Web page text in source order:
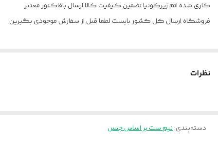
کاری شده اتم زیرکونیا تضمین کیفیت کالا ارسال بافاکتور معتبر
فروشگاه ارسال کل کشور باپست لطعا قبل از سفارش موجودی بگیرین
نظرات
دسته‌بندی:نیم ست بر اساس جنس